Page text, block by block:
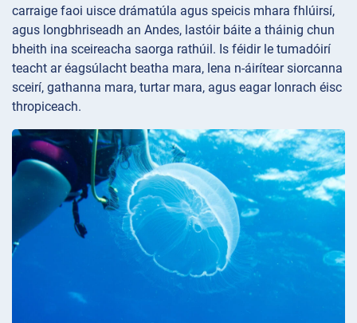
carraige faoi uisce drámatúla agus speicis mhara fhlúirsí,
agus longbhriseadh an Andes, lastóir báite a tháinig chun
bheith ina sceireacha saorga rathúil. Is féidir le tumadóirí
teacht ar éagsúlacht beatha mara, lena n-áirítear siorcanna
sceirí, gathanna mara, turtar mara, agus eagar lonrach éisc
thropiceach.